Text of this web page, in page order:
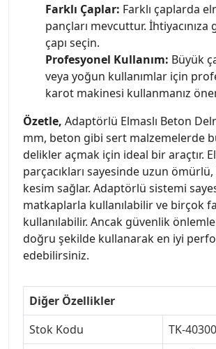
Farklı Çaplar: Farklı çaplarda
pançları mevcuttur. İhtiyacınıza
çapı seçin.
Profesyonel Kullanım: Büyük
veya yoğun kullanımlar için
karot makinesi kullanmanız
Özetle, Adaptörlü Elmaslı Beton
mm, beton gibi sert malzemelerde
delikler açmak için ideal bir araçtır.
parçacıkları sayesinde uzun ömürlü,
kesim sağlar. Adaptörlü sistemi
matkaplarla kullanılabilir ve birçok
kullanılabilir. Ancak güvenlik
doğru şekilde kullanarak en iyi
edebilirsiniz.
Diğer Özellikler
Stok Kodu
TK-